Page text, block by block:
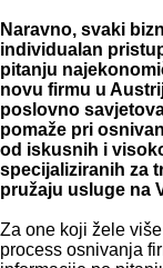
Naravno, svaki
individualan
pitanju
novu firmu u
poslovno
pomaže pri
od iskusnih i
specijaliziranih za
pružaju usluge na
Za one koji žele
process osnivanja